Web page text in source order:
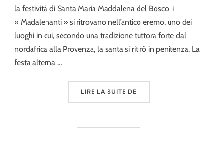
la festività di Santa Maria Maddalena del Bosco, i
« Madalenanti » si ritrovano nell’antico eremo, uno dei
luoghi in cui, secondo una tradizione tuttora forte dal
nordafrica alla Provenza, la santa si ritirò in penitenza. La
festa alterna …
LIRE LA SUITE DE« A MADAENA »